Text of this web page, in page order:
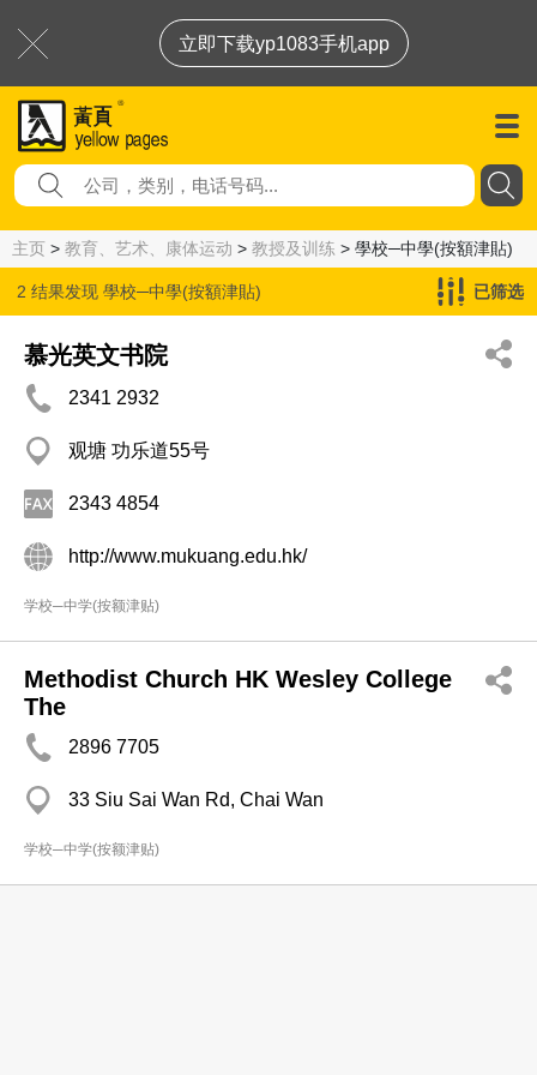
立即下载yp1083手机app
主页 > 教育、艺术、康体运动 > 教授及训练 > 學校─中學(按額津貼)
2 结果发现 學校─中學(按額津貼) 已筛选
慕光英文书院
2341 2932
观塘 功乐道55号
2343 4854
http://www.mukuang.edu.hk/
学校─中学(按额津贴)
Methodist Church HK Wesley College
The
2896 7705
33 Siu Sai Wan Rd, Chai Wan
学校─中学(按额津贴)